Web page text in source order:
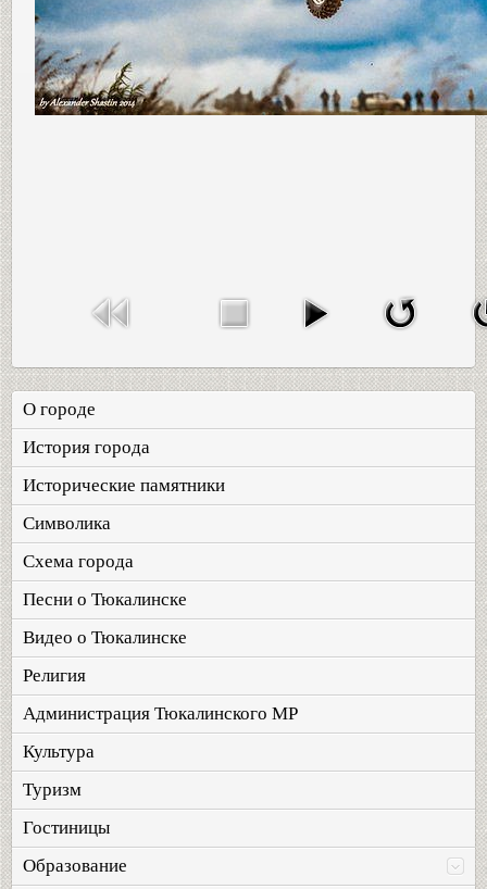
О городе
История города
Исторические памятники
Символика
Схема города
Песни о Тюкалинске
Видео о Тюкалинске
Религия
Администрация Тюкалинского МР
Культура
Туризм
Гостиницы
Образование